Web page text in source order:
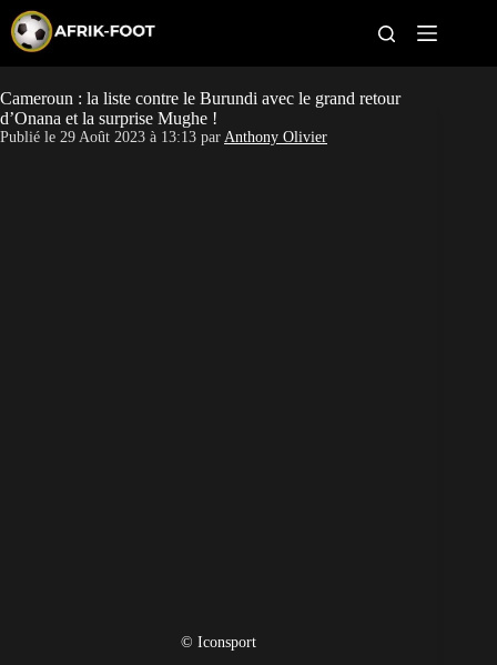
p
o
c
o
CAN féminine
Cameroun : la liste contre le Burundi avec le grand retour
d’Onana et la surprise Mughe !
Publié le 29 Août 2023 à 13:13 par Anthony Olivier
© Iconsport